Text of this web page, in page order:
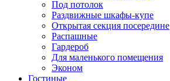
Под потолок
Раздвижные шкафы-купе
Открытая секция посередине
Распашные
Гардероб
Для маленького помещения
Эконом
Гостиные